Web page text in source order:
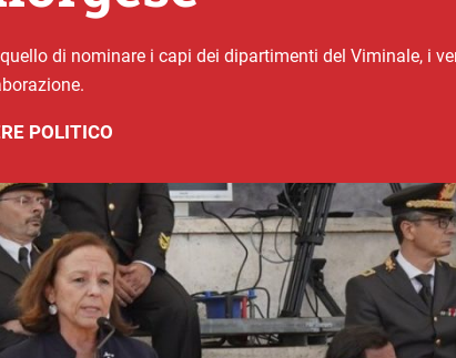
di nominare i capi dei dipartimenti del Viminale, i
POLITICO